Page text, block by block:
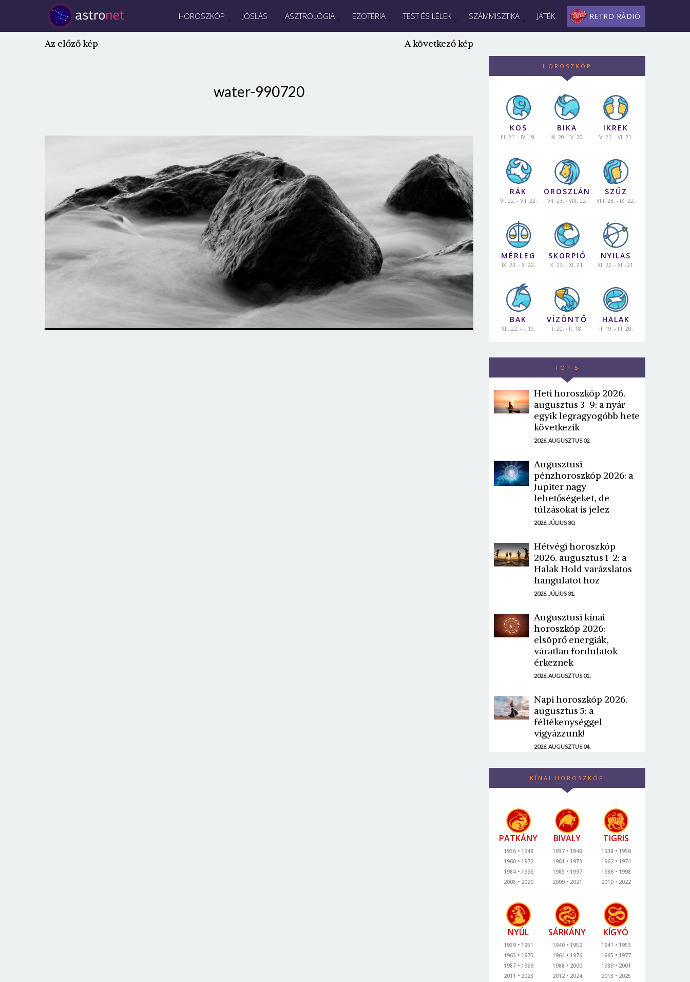
HOROSZKÓP JÓSLÁS ASZTROLÓGIA EZOTÉRIA TEST ÉS LÉLEK SZÁMMISZTIKA JÁTÉK RETRO RÁDIÓ
Az előző kép A következő kép
water-990720
HOROSZKÓP
KOS
III. 21. - IV. 19.
BIKA
IV. 20. - V. 20.
IKREK
V. 21. - VI. 21.
RÁK
VI. 22. - VII. 22.
OROSZLÁN
VII. 23. - VIII. 22.
SZŰZ
VIII. 23. - IX. 22.
MÉRLEG
IX. 23. - X. 22.
SKORPIÓ
X. 23. - XI. 21.
NYILAS
XI. 22. - XII. 21.
BAK
XII. 22. - I. 19.
VÍZÖNTŐ
I. 20. - II. 18.
HALAK
II. 19. - III. 20.
TOP 5
Heti horoszkóp 2026.
augusztus 3-9: a nyár
egyik legragyogóbb hete
következik
2026. AUGUSZTUS 02.
Augusztusi
pénzhoroszkóp 2026: a
Jupiter nagy
lehetőségeket, de
túlzásokat is jelez
2026. JÚLIUS 30.
Hétvégi horoszkóp
2026. augusztus 1-2: a
Halak Hold varázslatos
hangulatot hoz
2026. JÚLIUS 31.
Augusztusi kínai
horoszkóp 2026:
elsöprő energiák,
váratlan fordulatok
érkeznek
2026. AUGUSZTUS 01.
Napi horoszkóp 2026.
augusztus 5: a
féltékenységgel
vigyázzunk!
2026. AUGUSZTUS 04.
KÍNAI HOROSZKÓP
PATKÁNY
1936
1948
1960
1972
1984
1996
2008
2020
BIVALY
1937
1949
1961
1973
1985
1997
2009
2021
TIGRIS
1938
1950
1962
1974
1986
1998
2010
2022
NYÚL
1939
1951
1963
1975
1987
1999
2011
2023
SÁRKÁNY
1940
1952
1964
1976
1988
2000
2012
2024
KÍGYÓ
1941
1953
1965
1977
1989
2001
2013
2025